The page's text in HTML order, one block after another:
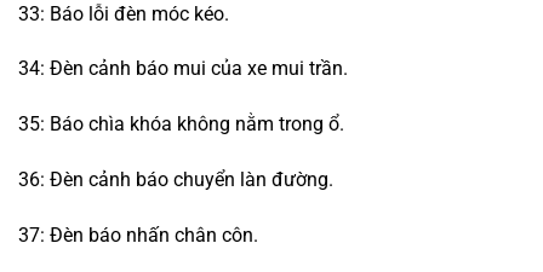
33: Báo lỗi đèn móc kéo.
34: Đèn cảnh báo mui của xe mui trần.
35: Báo chìa khóa không nằm trong ổ.
36: Đèn cảnh báo chuyển làn đường.
37: Đèn báo nhấn chân côn.